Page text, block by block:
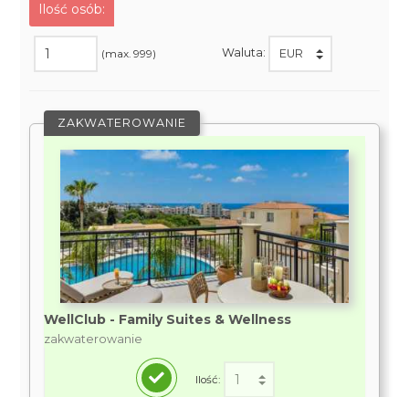
Ilość osób:
(max. 999) Waluta:
ZAKWATEROWANIE
WellClub - Family Suites & Wellness
zakwaterowanie
Ilość: